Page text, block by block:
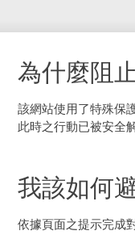
為什麼阻
該網站使用了特殊保
此時之行動已被安全
我該如何
依據頁面之提示完成